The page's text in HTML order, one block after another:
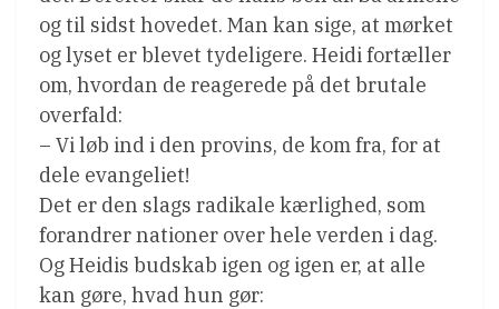
og til sidst hovedet. Man kan sige, at mørket
og lyset er blevet tydeligere. Heidi fortæller
om, hvordan de reagerede på det brutale
overfald:
– Vi løb ind i den provins, de kom fra, for at
dele evangeliet!
Det er den slags radikale kærlighed, som
forandrer nationer over hele verden i dag.
Og Heidis budskab igen og igen er, at alle
kan gøre, hvad hun gør: